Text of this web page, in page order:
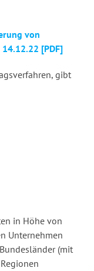
von
[PDF]
gibt
in Höhe von
Unternehmen
(mit